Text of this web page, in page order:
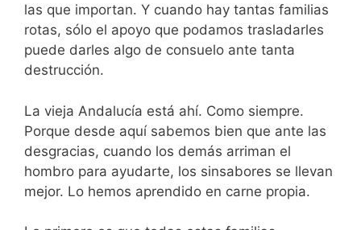
las que importan. Y cuando hay tantas familias
rotas, sólo el apoyo que podamos trasladarles
puede darles algo de consuelo ante tanta
destrucción.
La vieja Andalucía está ahí. Como siempre.
Porque desde aquí sabemos bien que ante las
desgracias, cuando los demás arriman el
hombro para ayudarte, los sinsabores se llevan
mejor. Lo hemos aprendido en carne propia.